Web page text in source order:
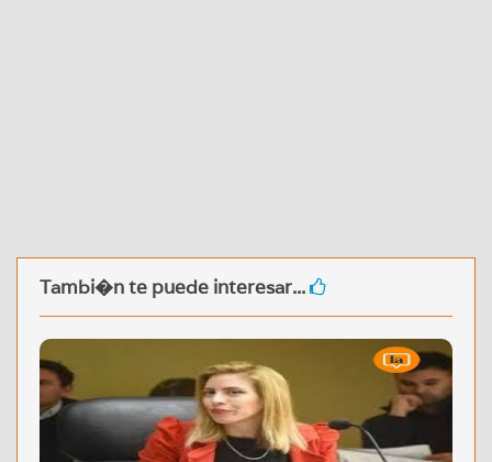
Tambi�n te puede interesar...